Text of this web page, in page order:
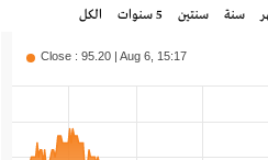
سنة سنتين 5 سنوات الكل
Close : 95.20 | Aug 6, 15:17